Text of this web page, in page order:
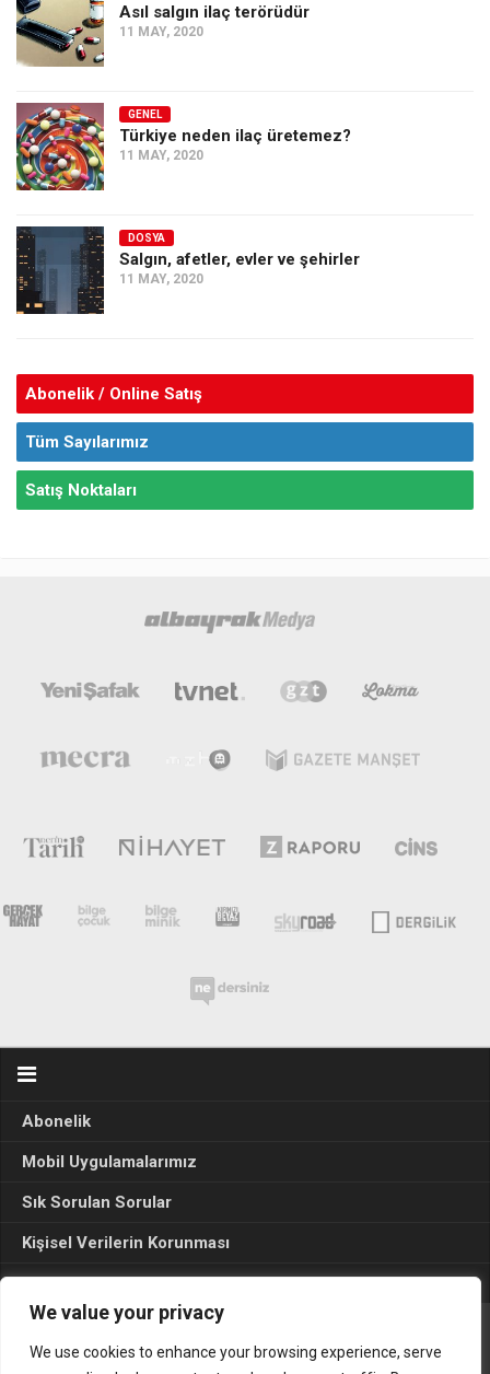
We value your privacy
We use cookies to enhance your browsing experience, serve
Asıl salgın ilaç terörüdür
11 MAY, 2020
GENEL
Türkiye neden ilaç üretemez?
11 MAY, 2020
DOSYA
Salgın, afetler, evler ve şehirler
11 MAY, 2020
Abonelik / Online Satış
Tüm Sayılarımız
Satış Noktaları
Abonelik
Mobil Uygulamalarımız
Sık Sorulan Sorular
Kişisel Verilerin Korunması
Seçim Sonuçları 2024
Gerçek Hayat © 2015. Her hakkı sakldır.